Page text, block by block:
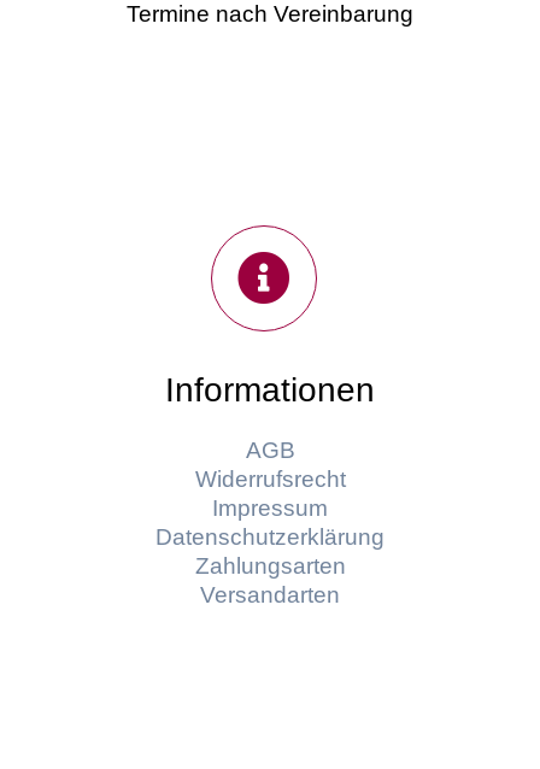
Termine nach Vereinbarung
Informationen
AGB
Widerrufsrecht
Impressum
Datenschutzerklärung
Zahlungsarten
Versandarten